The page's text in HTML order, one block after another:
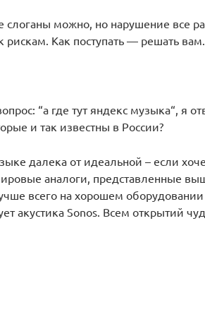
слоганы можно, но нарушение все
Как поступать — решать вам.
“а где тут яндекс музыка“, я
и так известны в России?
далека от идеальной – если
аналоги, представленные
всего на хорошем
акустика Sonos. Всем открытий